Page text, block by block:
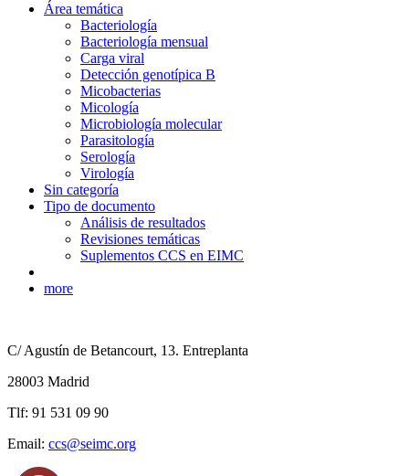
Área temática
Bacteriología
Bacteriología mensual
Carga viral
Detección genotípica B
Micobacterias
Micología
Microbiología molecular
Parasitología
Serología
Virología
Sin categoría
Tipo de documento
Análisis de resultados
Revisiones temáticas
Suplementos CCS en EIMC
more
C/ Agustín de Betancourt, 13. Entreplanta
28003 Madrid
Tlf: 91 531 09 90
Email: ccs@seimc.org